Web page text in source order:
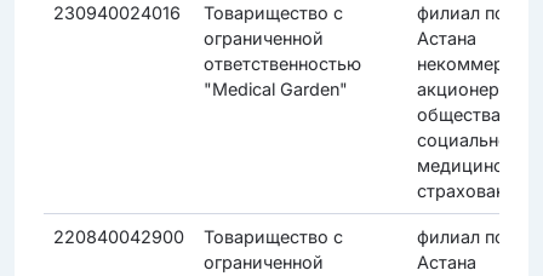
230940024016
Товарищество с
ограниченной
ответственностью
"Medical Garden"
филиал по
Астана
акционерного
общества
социального
медицинского
страхования"
220840042900
Товарищество с
ограниченной
филиал по
Астана